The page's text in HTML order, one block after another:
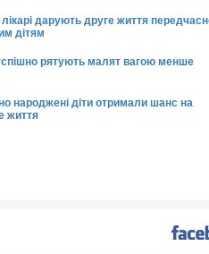
лікарі дарують друге життя
дітям
рятують малят вагою менше
народжені діти отримали шанс на
життя